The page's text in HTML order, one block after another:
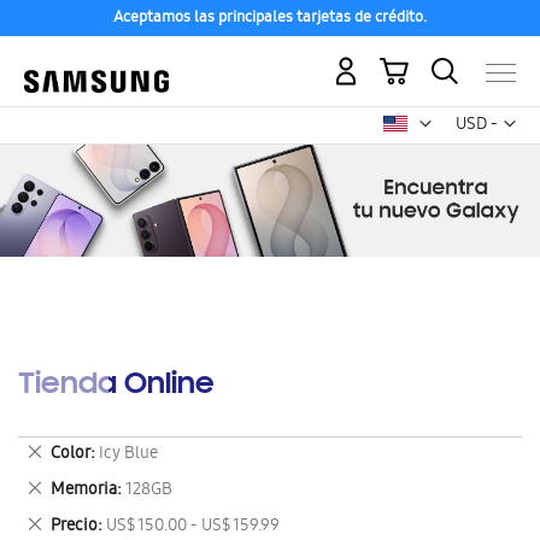
Aceptamos las principales tarjetas de crédito.
USD -
dólar
Mi carrito
Tienda Online
Color Icy Blue
Eliminar
este
artículo
Memoria 128GB
Eliminar
este
Precio US$ 150.00 - US$ 159.99
Eliminar